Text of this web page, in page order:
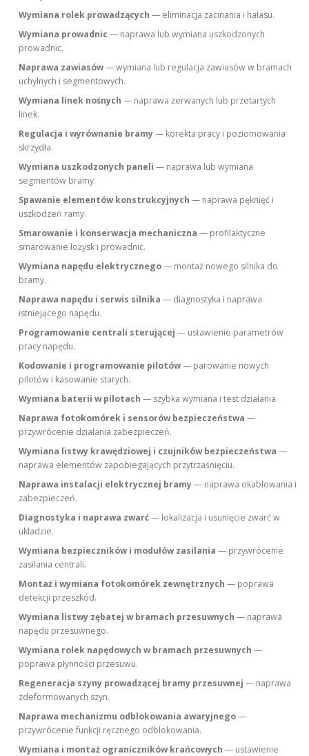
Wymiana rolek prowadzących — eliminacja zacinania i hałasu.
Wymiana prowadnic — naprawa lub wymiana uszkodzonych
prowadnic.
Naprawa zawiasów— wymiana lub regulacja zawiasów w bramach
uchylnych i segmentowych.
Wymiana linek nośnych — naprawa zerwanych lub przetartych
linek.
Regulacja i wyrównanie bramy— korekta pracy i poziomowania
skrzydła.
Wymiana uszkodzonych paneli — naprawa lub wymiana
segmentów bramy.
Spawanie elementów konstrukcyjnych — naprawa pęknięć i
uszkodzeń ramy.
Smarowanie i konserwacja mechaniczna — profilaktyczne
smarowanie łożysk i prowadnic.
Wymiana napędu elektrycznego— montaż nowego silnika do
bramy.
Naprawa napędu i serwis silnika — diagnostyka i naprawa
istniejącego napędu.
Programowanie centrali sterującej — ustawienie parametrów
pracy napędu.
Kodowanie i programowanie pilotów— parowanie nowych
pilotów i kasowanie starych.
Wymiana baterii w pilotach — szybka wymiana i test działania.
Naprawa fotokomórek i sensorów bezpieczeństwa —
przywrócenie działania zabezpieczeń.
Wymiana listwy krawędziowej i czujników bezpieczeństwa —
naprawa elementów zapobiegających przytrzaśnięciu.
Naprawa instalacji elektrycznej bramy— naprawa okablowania i
zabezpieczeń.
Diagnostyka i naprawa zwarć— lokalizacja i usunięcie zwarć w
układzie.
Wymiana bezpieczników i modułów zasilania — przywrócenie
zasilania centrali.
Montaż i wymiana fotokomórek zewnętrznych — poprawa
detekcji przeszkód.
Wymiana listwy zębatej w bramach przesuwnych — naprawa
napędu przesuwnego.
Wymiana rolek napędowych w bramach przesuwnych —
poprawa płynności przesuwu.
Regeneracja szyny prowadzącej bramy przesuwnej — naprawa
zdeformowanych szyn.
Naprawa mechanizmu odblokowania awaryjnego—
przywrócenie funkcji ręcznego odblokowania.
Wymiana i montaż ograniczników krańcowych — ustawienie